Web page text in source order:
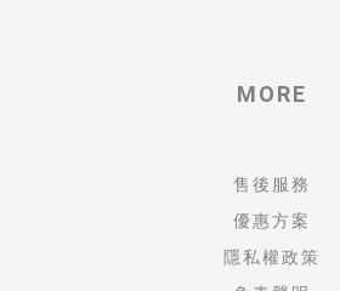
MORE
售後服務
優惠方案
隱私權政策